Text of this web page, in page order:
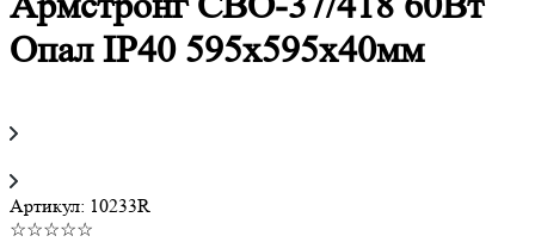
Опал IP40 595х595х40мм
Артикул: 10233R
☆☆☆☆☆